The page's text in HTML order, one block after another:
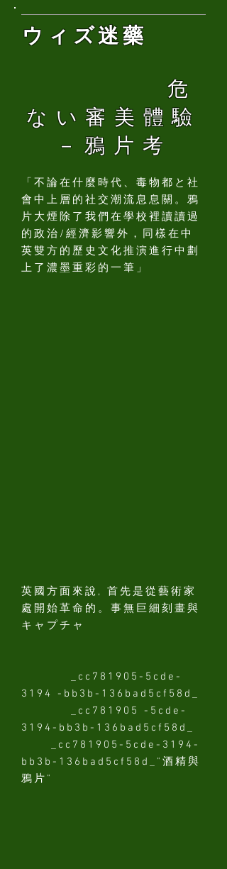
ウィズ迷藥
危
ない審美體驗
－鴉片考
「不論在什麼時代、毒物都と社
會中上層的社交潮流息息關。鴉
片大煙除了我們在學校裡讀讀過
的政治/經濟影響外，同樣在中
英雙方的歷史文化推演進行中劃
上了濃墨重彩的一筆」
英國方面來說, 首先是從藝術家
處開始革命的。事無巨細刻畫與
キャプチャ
_cc781905-5cde-
3194 -bb3b-136bad5cf58d_
_cc781905 -5cde-
3194-bb3b-136bad5cf58d_
_cc781905-5cde-3194-
bb3b-136bad5cf58d_"酒精與
鴉片"